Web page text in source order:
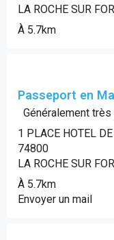
LA ROCHE SUR
À 5.7km
Passeport en
Généralement
1 PLACE HOTEL
74800
LA ROCHE SUR
À 5.7km
Envoyer un mail